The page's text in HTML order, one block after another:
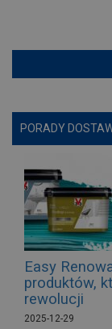
PORADY
Easy
produktów,
rewolucji
2025-12-29